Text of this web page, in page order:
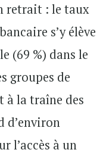
retrait : le taux
s’y élève
(69 %) dans le
groupes de
à la traîne des
d’environ
l’accès à un